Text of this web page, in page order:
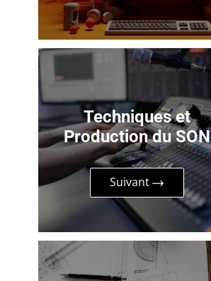
Techniques et
Production du SON
Suivant